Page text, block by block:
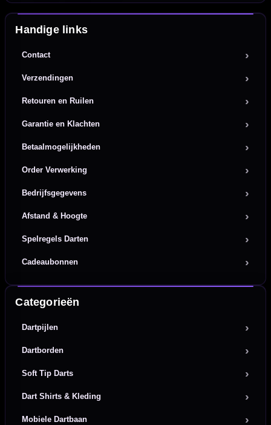
Handige links
Contact
Verzendingen
Retouren en Ruilen
Garantie en Klachten
Betaalmogelijkheden
Order Verwerking
Bedrijfsgegevens
Afstand & Hoogte
Spelregels Darten
Cadeaubonnen
Categorieën
Dartpijlen
Dartborden
Soft Tip Darts
Dart Shirts & Kleding
Mobiele Dartbaan